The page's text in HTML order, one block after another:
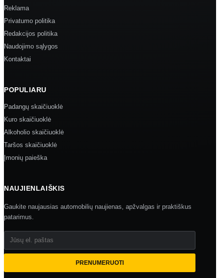
Reklama
Privatumo politika
Redakcijos politika
Naudojimo sąlygos
Kontaktai
POPULIARU
Padangų skaičiuoklė
Kuro skaičiuoklė
Alkoholio skaičiuoklė
Taršos skaičiuoklė
Įmonių paieška
NAUJIENLAIŠKIS
Gaukite naujausias automobilių naujienas, apžvalgas ir praktiškus
patarimus.
Jūsų el. paštas
PRENUMERUOTI